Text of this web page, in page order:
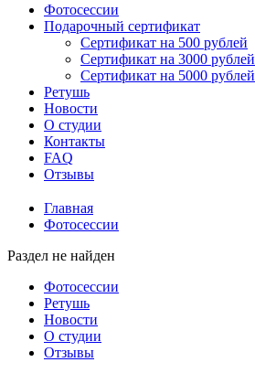
Фотосессии
Подарочный сертификат
Сертификат на 500 рублей
Сертификат на 3000 рублей
Сертификат на 5000 рублей
Ретушь
Новости
О студии
Контакты
FAQ
Отзывы
Главная
Фотосессии
Раздел не найден
Фотосессии
Ретушь
Новости
О студии
Отзывы